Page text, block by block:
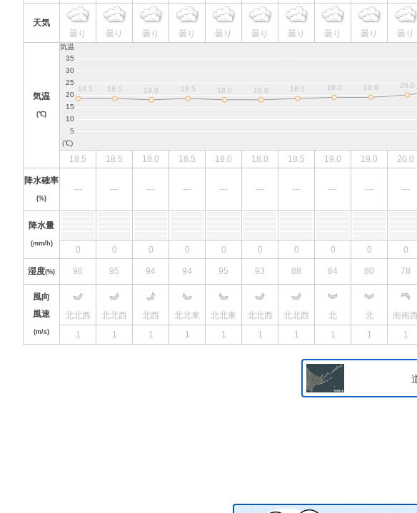
天気
曇り
曇り 曇り 曇り 曇り 曇り 曇り 曇り 曇り 曇り
気温
(℃)
18.5 18.5 18.0 18.5 18.0 18.0 18.5 19.0 19.0 20.0
降水確率
(%)
--- --- --- --- --- --- --- --- --- ---
降水量
(mm/h)
0 0 0 0 0 0 0 0 0 0
湿度(%) 96 95 94 94 95 93 88 84 80 78
風向
風速
(m/s)
北北西 北北西 北西 北北東 北北東 北北西 北北西 北 北 南南西
1
1 1 1 1 1 1 1 1 1